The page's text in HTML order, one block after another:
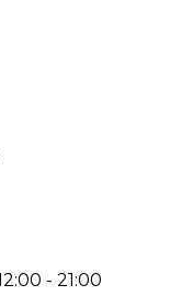
- 21:00